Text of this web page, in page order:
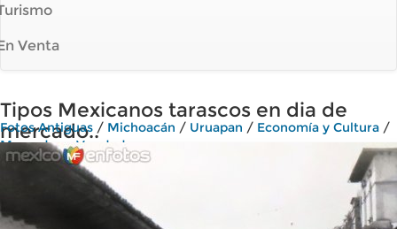
Venta
Tipos Mexicanos tarascos en dia de
mercado..
Fotos Antiguas / Michoacán / Uruapan / Economía y Cultura /
Mercados y Vendedores